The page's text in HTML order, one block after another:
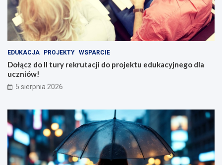
EDUKACJA PROJEKTY WSPARCIE
Dołącz do II tury rekrutacji do projektu edukacyjnego dla
uczniów!
5 sierpnia 2026